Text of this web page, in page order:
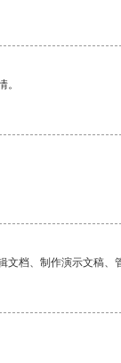
。
档、制作演示文稿、